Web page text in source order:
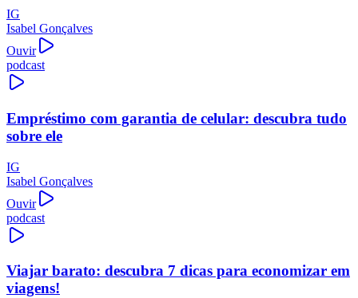
IG
Isabel Gonçalves
Ouvir
podcast
Empréstimo com garantia de celular: descubra tudo
sobre ele
IG
Isabel Gonçalves
Ouvir
podcast
Viajar barato: descubra 7 dicas para economizar em
viagens!